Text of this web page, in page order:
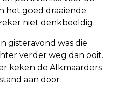
het goed draaiende
niet denkbeeldig.
gisteravond was die
verder weg dan ooit.
keken de Alkmaarders
aan door